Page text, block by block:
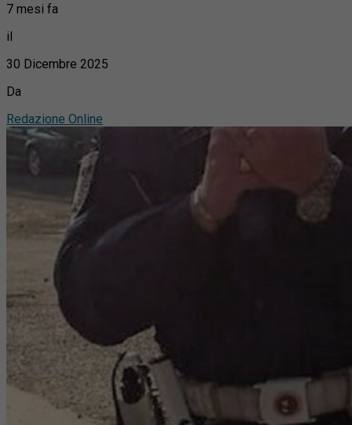
7 mesi fa
il
30 Dicembre 2025
Da
Redazione Online